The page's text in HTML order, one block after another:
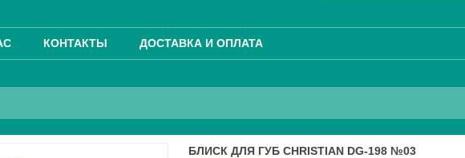
КОНТАКТЫ ДОСТАВКА И ОПЛАТА
БЛИСК ДЛЯ ГУБ CHRISTIAN DG-198 №03